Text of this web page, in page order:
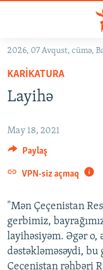
Əsas
qayıt
Əsas
naviqasiyaya
Axtarışa
keç
GÜNDƏM
#İZAHLA
KORRUPSIOMETR
#ƏSLINDƏ
FƏRQƏ BAX
QANUNI DOĞRU
MULTIMEDIA
VIDEO
FOTOQALEREYA
RADIO ARXIV
HAQQIMIZDA
2026, 07 Avqust, cümə,
KARIKATURA
Layihə
May 18, 2021
Paylaş
VPN-siz açmaq
"Mən Çeçenistan
gerbimiz,
layihəsiyəm. Əgər o,
dəstəkləməsəydi, bu
Çeçenistan rəhbəri